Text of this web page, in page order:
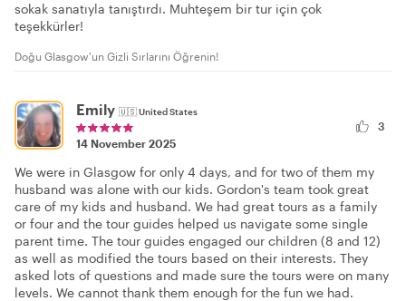
sokak sanatıyla tanıştırdı. Muhteşem bir tur için çok
teşekkürler!
Doğu Glasgow'un Gizli Sırlarını Öğrenin!
Emily 🇺🇸United States
14 November 2025
3
We were in Glasgow for only 4 days, and for two of them my
husband was alone with our kids. Gordon's team took great
care of my kids and husband. We had great tours as a family
or four and the tour guides helped us navigate some single
parent time. The tour guides engaged our children (8 and 12)
as well as modified the tours based on their interests. They
asked lots of questions and made sure the tours were on many
levels. We cannot thank them enough for the fun we had.